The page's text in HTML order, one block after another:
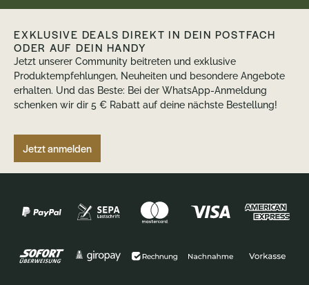
EXKLUSIVE DEALS DIREKT IN DEIN POSTFACH
ODER AUF DEIN HANDY
Jetzt unserer Community beitreten und exklusive
Produktempfehlungen, Neuheiten und besondere Angebote
erhalten. Und das Beste: Bei der WhatsApp-Anmeldung
schenken wir dir 5 € Rabatt auf deine nächste Bestellung!
Jetzt anmelden